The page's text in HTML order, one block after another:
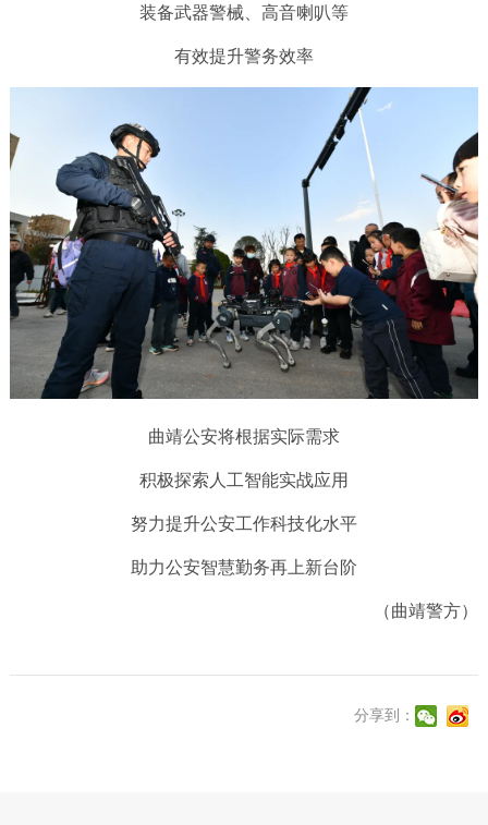
装备武器警械、高音喇叭等
有效提升警务效率
曲靖公安将根据实际需求
积极探索人工智能实战应用
努力提升公安工作科技化水平
助力公安智慧勤务再上新台阶
（曲靖警方）
分享到：